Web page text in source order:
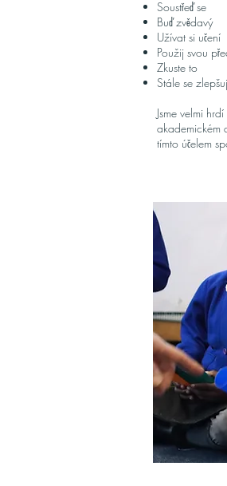
Soustřeď se
Buď zvědavý
Užívat si učení
Použij svou
Zkuste to
Stále se
Jsme velmi
akademickém
tímto účelem